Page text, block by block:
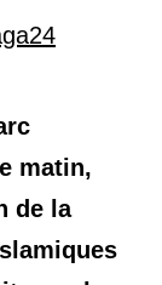
matin,
de la